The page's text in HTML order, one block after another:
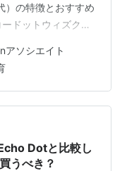
）の特徴とおすすめ
ドットウィズクロ
しめるスマートス
時計：新しいドッ
間やアラームだけ
きます。日本語表
伝い：Alexaに話し
アソシエイト
Dotと比較し
うべき？